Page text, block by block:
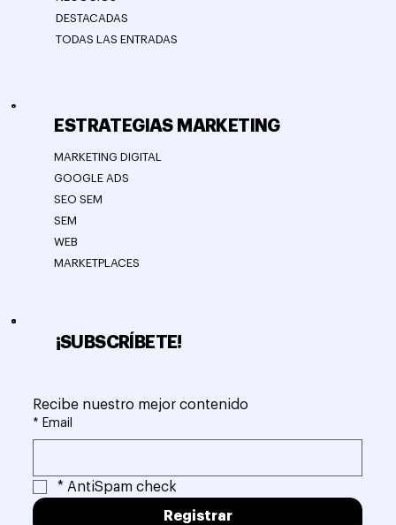
¡SUBSCRÍBETE!
Recibe nuestro mejor contenido
* Email
* AntiSpam check
Registrar
ESTRATEGIAS MARKETING
MARKETING DIGITAL
GOOGLE ADS
SEO SEM
SEM
WEB
MARKETPLACES
DESTACADAS
TODAS LAS ENTRADAS